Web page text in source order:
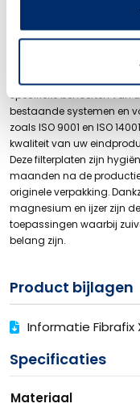
Product bijlagen
Informatie Fibrafix
Specificaties
Materiaal
grondstoffen, waaronder
natuurlijke
Met retention rates
specifieke behoeften van
bestaande systemen en
zoals ISO 9001 en ISO
kwaliteit van uw
Deze filterplaten zijn
maanden na de
originele verpakking.
magnesium en ijzer zijn de
toepassingen waarbij
belang zijn.